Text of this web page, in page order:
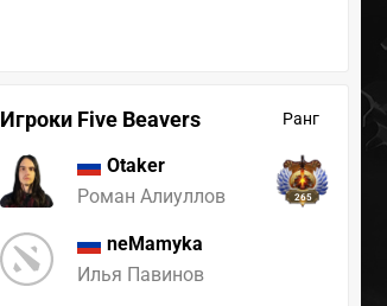
Игроки Five Beavers Ранг
Otaker
Роман Алиуллов
265
neMamyka
Илья Павинов